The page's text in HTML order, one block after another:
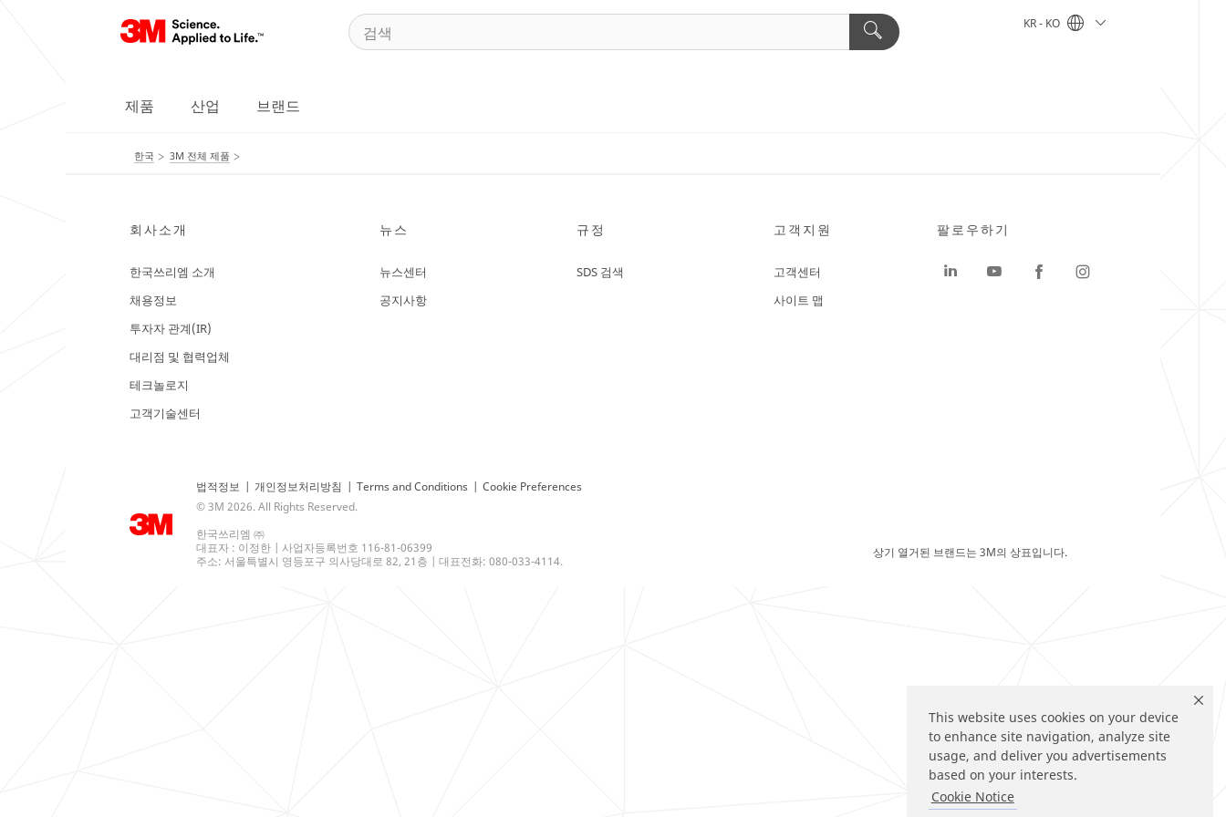
This website uses cookies on your device
to enhance site navigation, analyze site
usage, and deliver you advertisements
based on your interests.
Cookie Notice
KR - KO
제품 산업 브랜드
한국 3M 전체 제품
회사소개
한국쓰리엠 소개
채용정보
투자자 관계(IR)
대리점 및 협력업체
테크놀로지
고객기술센터
뉴스
뉴스센터
공지사항
규정
SDS 검색
고객지원
고객센터
사이트 맵
법적정보 | 개인정보처리방침 | Terms and Conditions | Cookie Preferences
© 3M 2026. All Rights Reserved.
한국쓰리엠 ㈜
대표자 : 이정한 | 사업자등록번호 116-81-06399
주소: 서울특별시 영등포구 의사당대로 82, 21층 | 대표전화: 080-033-4114.
팔로우하기
상기 열거된 브랜드는 3M의 상표입니다.